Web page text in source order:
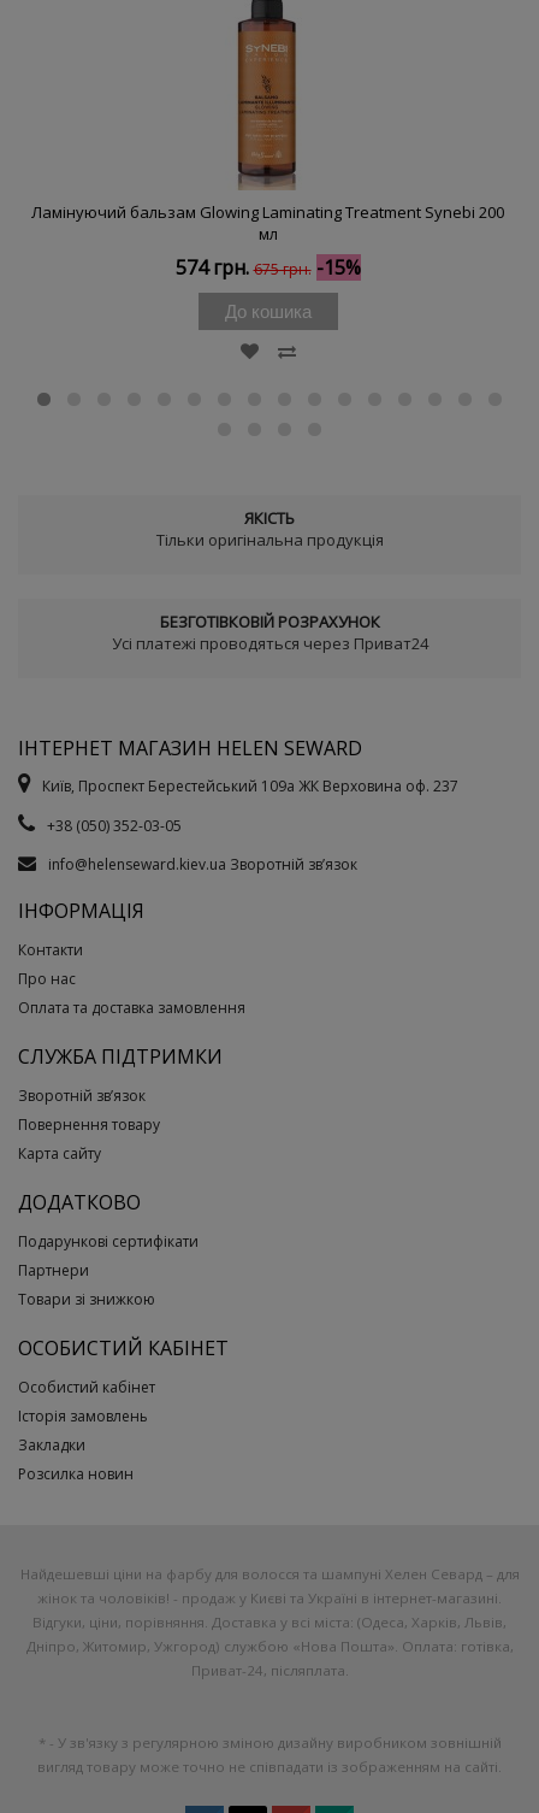
Ламінуючий бальзам Glowing Laminating Treatment Synebi 200
мл
574 грн. 675 грн. -15%
До кошика
ЯКІСТЬ
Тільки оригінальна продукція
БЕЗГОТІВКОВІЙ РОЗРАХУНОК
Усі платежі проводяться через Приват24
ІНТЕРНЕТ МАГАЗИН HELEN SEWARD
Київ, Проспект Берестейський 109а ЖК Верховина оф. 237
+38 (050) 352-03-05
info@helenseward.kiev.ua Зворотній зв’язок
ІНФОРМАЦІЯ
Контакти
Про нас
Оплата та доставка замовлення
СЛУЖБА ПІДТРИМКИ
Зворотній зв’язок
Повернення товару
Карта сайту
ДОДАТКОВО
Подарункові сертифікати
Партнери
Товари зі знижкою
ОСОБИСТИЙ КАБІНЕТ
Особистий кабінет
Історія замовлень
Закладки
Розсилка новин
Найдешевші ціни на фарбу для волосся та шампуні Хелен Севард – для
жінок та чоловіків! - продаж у Києві та Україні в інтернет-магазині.
Відгуки, ціни, порівняння. Доставка у всі міста: (Одеса, Харків, Львів,
Дніпро, Житомир, Ужгород) службою «Нова Пошта». Оплата: готівка,
Приват-24, післяплата.
* - У зв'язку з регулярною зміною дизайну виробником зовнішній
вигляд товару може точно не співпадати із зображенням на сайті.